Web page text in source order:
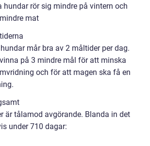
hundar rör sig mindre på vintern och
mat
mår bra av 2 måltider per dag.
på 3 mindre mål för att minska
och för att magen ska få en
är tålamod avgörande. Blanda in det
under 710 dagar: